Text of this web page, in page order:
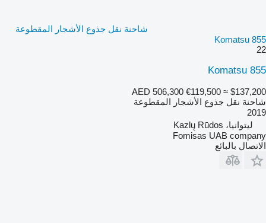
شاحنة نقل جذوع الأشجار المقطوعة
Komatsu 855
22
Komatsu 855
AED 506,300 €119,500 ≈ $137,200
شاحنة نقل جذوع الأشجار المقطوعة
2019
ليتوانيا، Kazlų Rūdos
Fomisas UAB company
الاتصال بالبائع